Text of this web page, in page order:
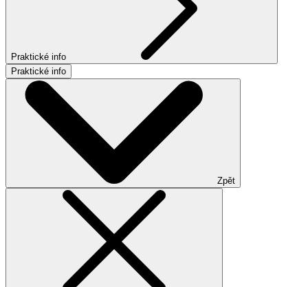
Praktické info
Praktické info
Zpět